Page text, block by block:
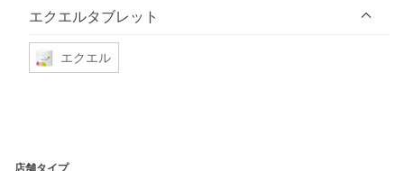
エクエルタブレット
エクエル
店舗タイプ